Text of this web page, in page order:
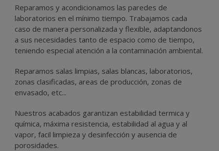
Reparamos y acondicionamos las paredes de
laboratorios en el mínimo tiempo. Trabajamos cada
caso de manera personalizada y flexible, adaptandonos
a sus necesidades tanto de espacio como de tiempo,
teniendo especial atención a la contaminación ambiental.
Reparamos salas limpias, salas blancas, laboratorios,
zonas clasificadas, areas de producción, zonas de
envasado, etc...
Nuestros acabados garantizan estabilidad termica y
química, máxima resistencia, estabilidad al agua y al
vapor, facil limpieza y desinfección y ausencia de
porosidades.